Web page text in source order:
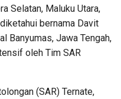
Selatan, Maluku Utara,
bernama Davit
Banyumas, Jawa Tengah,
oleh Tim SAR
(SAR) Ternate,